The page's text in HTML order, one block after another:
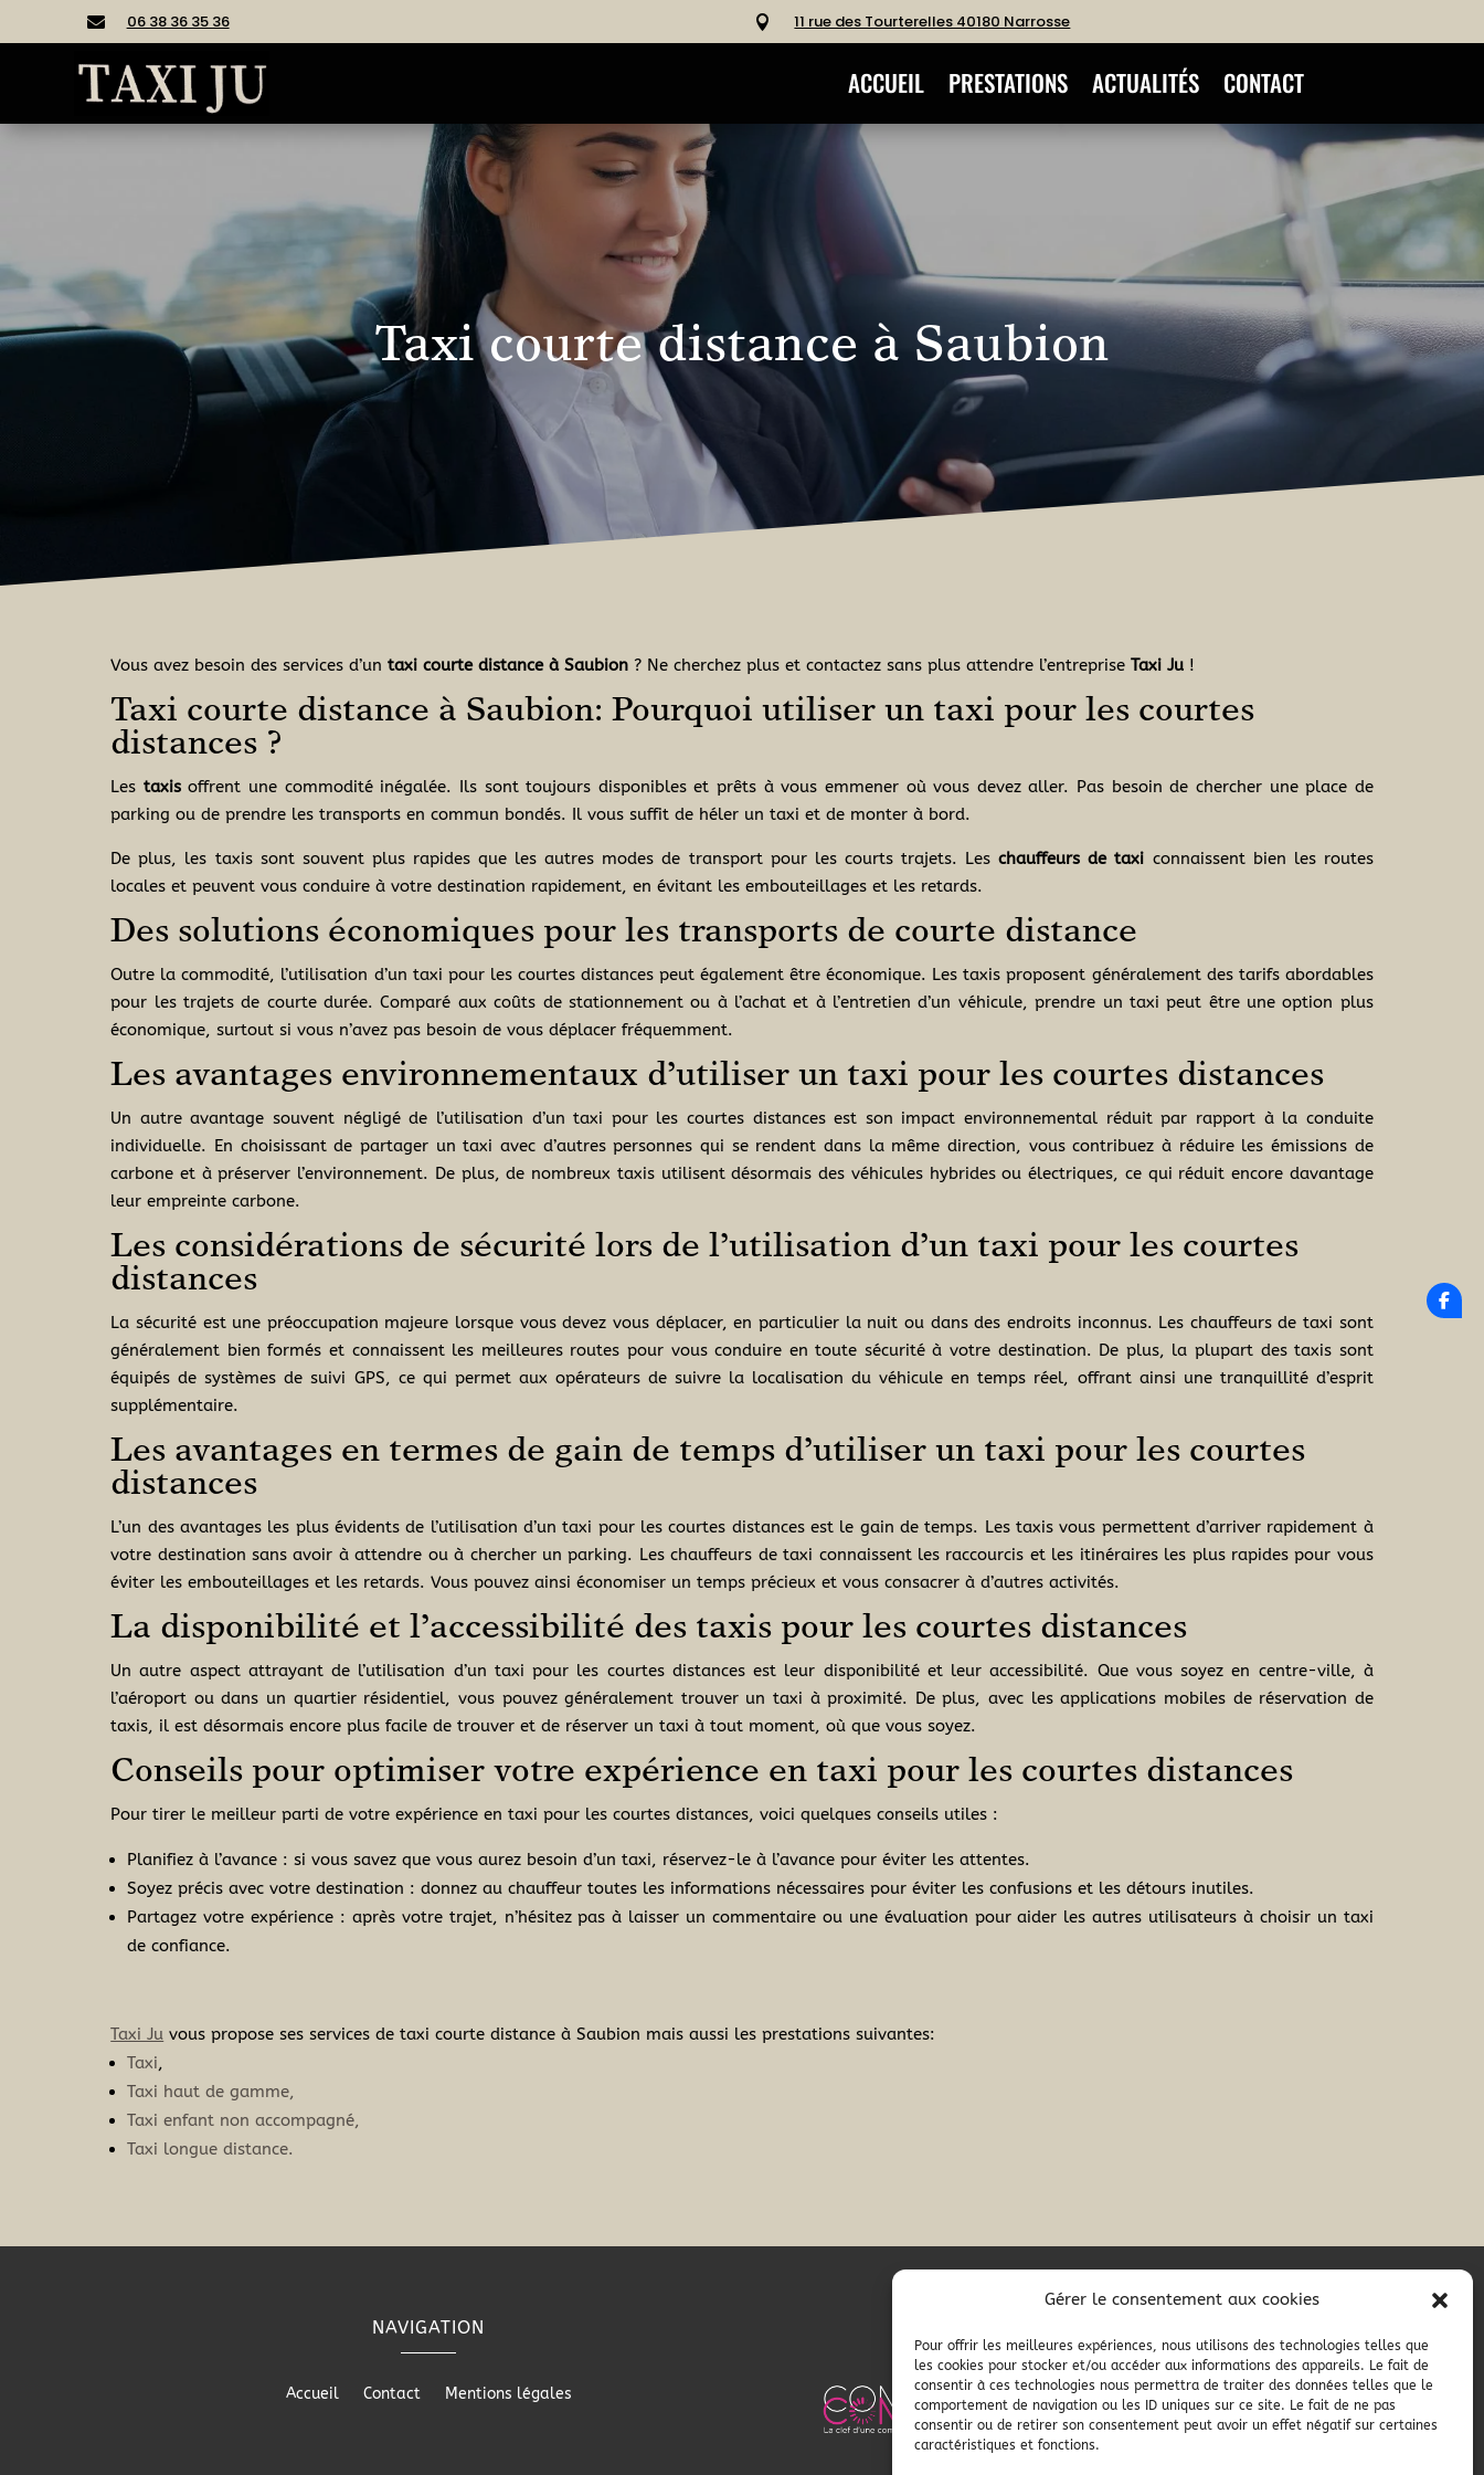
Gérer le consentement aux cookies
Pour offrir les meilleures expériences, nous utilisons des technologies telles que
les cookies pour stocker et/ou accéder aux informations des appareils. Le fait de
consentir à ces technologies nous permettra de traiter des données telles que le
comportement de navigation ou les ID uniques sur ce site. Le fait de ne pas
consentir ou de retirer son consentement peut avoir un effet négatif sur certaines
caractéristiques et fonctions.
 06 38 36 35 36  11 rue des Tourterelles 40180 Narrosse
ACCUEIL PRESTATIONS ACTUALITÉS CONTACT
Taxi courte distance à Saubion
Vous avez besoin des services d’untaxi courte distance à Saubion ? Ne cherchez plus et contactez sans plus attendre l’entrepriseTaxi Ju !
Taxi courte distance à Saubion: Pourquoi utiliser un taxi pour les courtes
distances ?
Les taxis offrent une commodité inégalée. Ils sont toujours disponibles et prêts à vous emmener où vous devez aller. Pas besoin de chercher une place de
parking ou de prendre les transports en commun bondés. Il vous suffit de héler un taxi et de monter à bord.
De plus, les taxis sont souvent plus rapides que les autres modes de transport pour les courts trajets. Les chauffeurs de taxi connaissent bien les routes
locales et peuvent vous conduire à votre destination rapidement, en évitant les embouteillages et les retards.
Des solutions économiques pour les transports de courte distance
Outre la commodité, l’utilisation d’un taxi pour les courtes distances peut également être économique. Les taxis proposent généralement des tarifs abordables
pour les trajets de courte durée. Comparé aux coûts de stationnement ou à l’achat et à l’entretien d’un véhicule, prendre un taxi peut être une option plus
économique, surtout si vous n’avez pas besoin de vous déplacer fréquemment.
Les avantages environnementaux d’utiliser un taxi pour les courtes distances
Un autre avantage souvent négligé de l’utilisation d’un taxi pour les courtes distances est son impact environnemental réduit par rapport à la conduite
individuelle. En choisissant de partager un taxi avec d’autres personnes qui se rendent dans la même direction, vous contribuez à réduire les émissions de
carbone et à préserver l’environnement. De plus, de nombreux taxis utilisent désormais des véhicules hybrides ou électriques, ce qui réduit encore davantage
leur empreinte carbone.
Les considérations de sécurité lors de l’utilisation d’un taxi pour les courtes
distances
La sécurité est une préoccupation majeure lorsque vous devez vous déplacer, en particulier la nuit ou dans des endroits inconnus. Les chauffeurs de taxi sont
généralement bien formés et connaissent les meilleures routes pour vous conduire en toute sécurité à votre destination. De plus, la plupart des taxis sont
équipés de systèmes de suivi GPS, ce qui permet aux opérateurs de suivre la localisation du véhicule en temps réel, offrant ainsi une tranquillité d’esprit
supplémentaire.
Les avantages en termes de gain de temps d’utiliser un taxi pour les courtes
distances
L’un des avantages les plus évidents de l’utilisation d’un taxi pour les courtes distances est le gain de temps. Les taxis vous permettent d’arriver rapidement à
votre destination sans avoir à attendre ou à chercher un parking. Les chauffeurs de taxi connaissent les raccourcis et les itinéraires les plus rapides pour vous
éviter les embouteillages et les retards. Vous pouvez ainsi économiser un temps précieux et vous consacrer à d’autres activités.
La disponibilité et l’accessibilité des taxis pour les courtes distances
Un autre aspect attrayant de l’utilisation d’un taxi pour les courtes distances est leur disponibilité et leur accessibilité. Que vous soyez en centre-ville, à
l’aéroport ou dans un quartier résidentiel, vous pouvez généralement trouver un taxi à proximité. De plus, avec les applications mobiles de réservation de
taxis, il est désormais encore plus facile de trouver et de réserver un taxi à tout moment, où que vous soyez.
Conseils pour optimiser votre expérience en taxi pour les courtes distances
Pour tirer le meilleur parti de votre expérience en taxi pour les courtes distances, voici quelques conseils utiles :
Planifiez à l’avance : si vous savez que vous aurez besoin d’un taxi, réservez-le à l’avance pour éviter les attentes.
Soyez précis avec votre destination : donnez au chauffeur toutes les informations nécessaires pour éviter les confusions et les détours inutiles.
Partagez votre expérience : après votre trajet, n’hésitez pas à laisser un commentaire ou une évaluation pour aider les autres utilisateurs à choisir un taxi
de confiance.
Taxi Ju vous propose ses services de taxi courte distance à Saubion mais aussi les prestations suivantes:
Taxi,
Taxi haut de gamme,
Taxi enfant non accompagné,
Taxi longue distance.
NAVIGATION
Accueil Contact Mentions légales